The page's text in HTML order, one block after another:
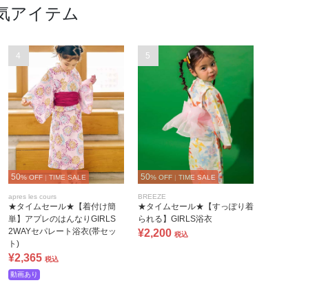
アイテム
4
50% OFF | TIME SALE
apres les cours
★タイムセール★【着付け簡
単】アプレのはんなりGIRLS
2WAYセパレート浴衣(帯セッ
ト)
¥2,365 税込
動画あり
5
50% OFF | TIME SALE
BREEZE
★タイムセール★【すっぽり着
られる】GIRLS浴衣
¥2,200 税込